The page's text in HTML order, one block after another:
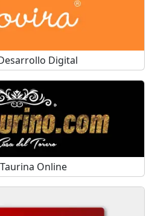
Digital
Online